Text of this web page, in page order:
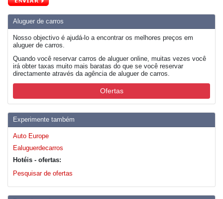
Aluguer de carros
Nosso objectivo é ajudá-lo a encontrar os melhores preços em
aluguer de carros.
Quando você reservar carros de aluguer online, muitas vezes você
irá obter taxas muito mais baratas do que se você reservar
directamente através da agência de aluguer de carros.
Ofertas
Experimente também
Auto Europe
Ealuguerdecarros
Hotéis - ofertas:
Pesquisar de ofertas